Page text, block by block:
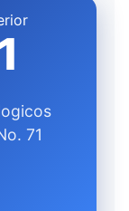
71